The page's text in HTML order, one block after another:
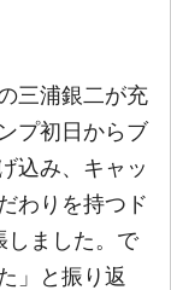
三浦銀二が充
プ初日からブ
込み、キャッ
わりを持つド
しました。で
」と振り返